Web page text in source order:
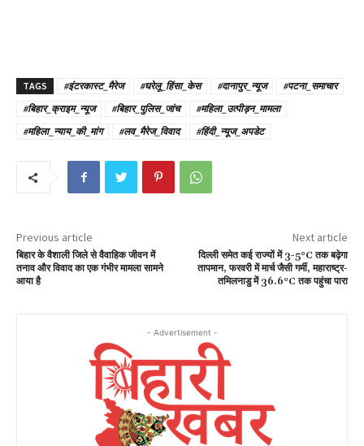
TAGS #इंटरकास्ट_मैरेज #घरेलू_हिंसा_केस #दानापुर_न्यूज
#पटना_समाचार
#बिहार_क्राइम_न्यूज
#बिहार_पुलिस_जांच
#महिला_उत्पीड़न_मामला
#महिला_न्याय_की_मांग
#लव_मैरेज_विवाद #हिंदी_न्यूज_अपडेट
Previous article
बिहार के वैशाली जिले से वैवाहिक जीवन में
तनाव और विवाद का एक गंभीर मामला सामने
आया है
Next article
दिल्ली समेत कई राज्यों में 3-5°C तक बढ़ेगा
तापमान, फरवरी में मार्च जैसी गर्मी, महाराष्ट्र-
तमिलनाडु में 36.6°C तक पहुंचा पारा
- Advertisement -